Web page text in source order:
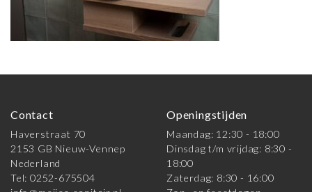
Contact
Haverstraat 70
2153 GB Nieuw-Vennep
Nederland
Tel: 0252-675504
Openingstijden
Maandag: 12:30 - 18:00
Dinsdag t/m vrijdag: 8:30 -
18:00
Zaterdag: 8:30 - 16:00